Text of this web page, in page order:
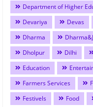
Department of Higher
Devariya
Devas
Dharma
Dholpur
Dilhi
Education
Farmers Services
Festivels
Food